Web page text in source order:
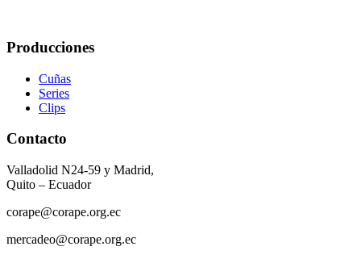
Producciones
Cuñas
Series
Clips
Contacto
Valladolid N24-59 y Madrid,
Quito – Ecuador
corape@corape.org.ec
mercadeo@corape.org.ec